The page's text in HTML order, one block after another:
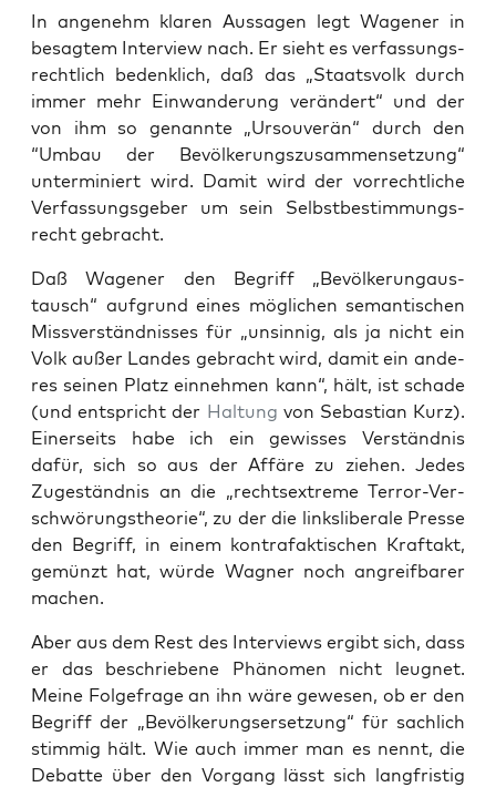
In ange­nehm kla­ren Aus­sa­gen legt Wage­ner in
besag­tem Inter­view nach. Er sieht es ver­fas­sungs­
recht­lich bedenk­lich, daß das „Staats­volk durch
immer mehr Ein­wan­de­rung ver­än­dert“ und der
von ihm so genann­te „Ursou­ve­rän“ durch den
“Umbau der Bevöl­ke­rungs­zu­sam­men­set­zung“
unter­mi­niert wird. Damit wird der vor­recht­li­che
Ver­fas­sungs­ge­ber um sein Selbst­be­stim­mungs­
recht gebracht.
Daß Wage­ner den Begriff „Bevöl­ker­ung­aus­
tausch“ auf­grund eines mög­li­chen seman­ti­schen
Miss­ver­ständ­nis­ses für „unsin­nig, als ja nicht ein
Volk außer Lan­des gebracht wird, damit ein ande­
res sei­nen Platz ein­neh­men kann“, hält, ist scha­de
(und ent­spricht der Hal­tung von Sebas­ti­an Kurz).
Einer­seits habe ich ein gewis­ses Ver­ständ­nis
dafür, sich so aus der Affä­re zu zie­hen. Jedes
Zuge­ständ­nis an die „rechts­extre­me Ter­ror-Ver­
schwö­rungs­theo­rie“, zu der die links­li­be­ra­le Pres­se
den Begriff, in einem kon­tra­fak­ti­schen Kraft­akt,
gemünzt hat, wür­de Wag­ner noch angreif­ba­rer
machen.
Aber aus dem Rest des Inter­views ergibt sich, dass
er das beschrie­be­ne Phä­no­men nicht leug­net.
Mei­ne Fol­ge­fra­ge an ihn wäre gewe­sen, ob er den
Begriff der „Bevöl­ke­rungs­er­set­zung“ für sach­lich
stim­mig hält. Wie auch immer man es nennt, die
Debat­te über den Vor­gang lässt sich lang­fris­tig